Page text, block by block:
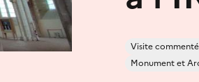
Visite
Monument et